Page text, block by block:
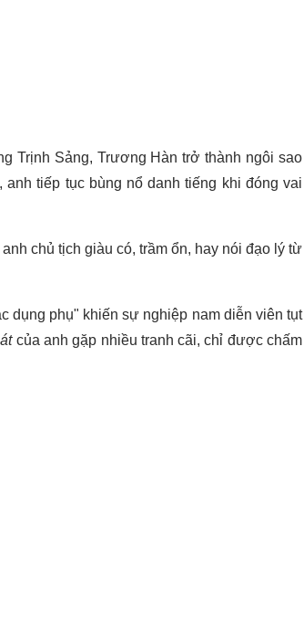
Trịnh Sảng, Trương Hàn trở thành ngôi sao
tiếp tục bùng nổ danh tiếng khi đóng vai
chủ tịch giàu có, trầm ổn, hay nói đạo lý từ
dụng phụ" khiến sự nghiệp nam diễn viên tụt
của anh gặp nhiều tranh cãi, chỉ được chấm